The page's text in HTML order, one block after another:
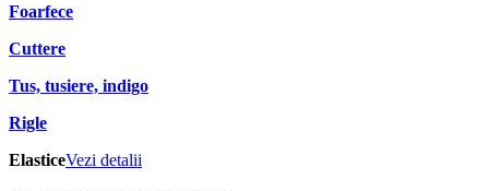
Foarfece
Cuttere
Tus, tusiere, indigo
Rigle
ElasticeVezi detalii